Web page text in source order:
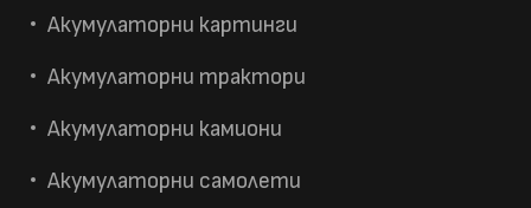
Акумулаторни картинги
Акумулаторни трактори
Акумулаторни камиони
Акумулаторни самолети